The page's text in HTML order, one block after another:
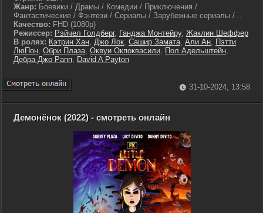
Жанр: Боевики / Драмы / Комедии / Приключения /
Фантастические / Фэнтези / Сериалы / Зарубежные сериалы / ..
Качество: FHD (1080p)
Режиссер: Рэйчел Голдберг, Ганджа Монтейру, Жаклин Шеффер
В ролях: Кэтрин Хан, Джо Лок, Сашир Замата, Али Ан, Пэтти
ЛюПон, Обри Плаза, Оквуи Окпоквасили, Пол Адельштейн,
Дебра Джо Рапп, David A Payton
31-10-2024, 13:58
Демонёнок (2022) - смотреть онлайн